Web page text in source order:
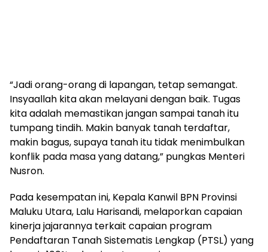
“Jadi orang-orang di lapangan, tetap semangat.
Insyaallah kita akan melayani dengan baik. Tugas
kita adalah memastikan jangan sampai tanah itu
tumpang tindih. Makin banyak tanah terdaftar,
makin bagus, supaya tanah itu tidak menimbulkan
konflik pada masa yang datang,” pungkas Menteri
Nusron.
Pada kesempatan ini, Kepala Kanwil BPN Provinsi
Maluku Utara, Lalu Harisandi, melaporkan capaian
kinerja jajarannya terkait capaian program
Pendaftaran Tanah Sistematis Lengkap (PTSL) yang